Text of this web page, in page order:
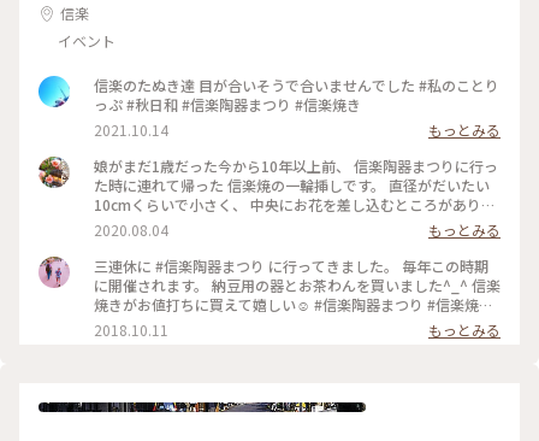
信楽
イベント
信楽のたぬき達 目が合いそうで合いませんでした #私のことり
っぷ #秋日和 #信楽陶器まつり #信楽焼き
2021.10.14
もっとみる
娘がまだ1歳だった今から10年以上前、 信楽陶器まつりに行っ
た時に連れて帰った 信楽焼の一輪挿しです。 直径がだいたい
10cmくらいで小さく、 中央にお花を差し込むところがあり、
お花がかわいくまとまります✨ いつも、生け花やフラワーアレ
ンジメントで 使わなかったお花やグリーンを飾ることが多
く、 お花を全部大切に生かすことができ、 また場所を選ばず
に置けるので、 とても気に入っています😊 また信楽陶器まつ
りに行きたいなぁ(*´-`)✨ #信楽焼 #信楽陶器まつり #陶器市 #
土産
2020.08.04
もっとみる
三連休に #信楽陶器まつり に行ってきました。 毎年この時期
に開催されます。 納豆用の器とお茶わんを買いました^_^ 信楽
焼きがお値打ちに買えて嬉しい☺︎ #信楽陶器まつり #信楽焼き
#滋賀県 #たぬき
2018.10.11 もっとみる